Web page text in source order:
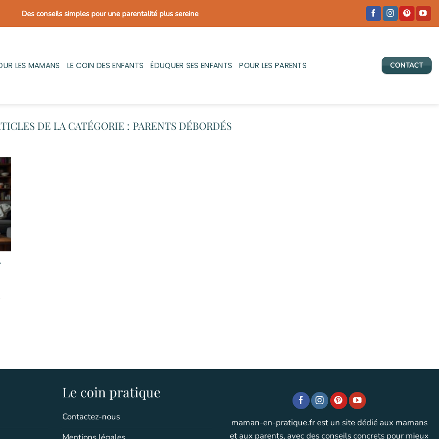
Des conseils simples pour une parentalité plus sereine
LES MAMANS LE COIN DES ENFANTS ÉDUQUER SES ENFANTS POUR LES PARENTS CONTACT
PARENTS DÉBORDÉS
Le coin pratique
Contactez-nous
maman-en-pratique.fr est un site dédié aux mamans
et aux parents, avec des conseils concrets pour mieux